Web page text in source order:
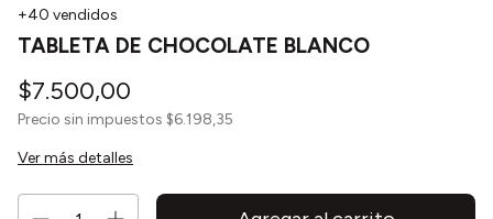
+40 vendidos
TABLETA DE CHOCOLATE BLANCO
$7.500,00
Precio sin impuestos $6.198,35
Ver más detalles